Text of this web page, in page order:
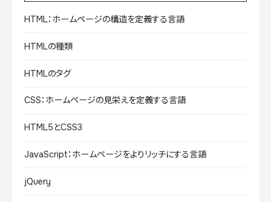
HTML：ホームページの構造を定義する言語
HTMLの種類
HTMLのタグ
CSS：ホームページの見栄えを定義する言語
HTML5とCSS3
JavaScript：ホームページをよりリッチにする言語
jQuery